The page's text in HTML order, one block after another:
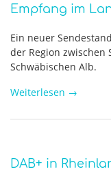
Empfang im
Ein neuer
der Region zwischen
Schwäbischen Alb.
Weiterlesen →
DAB+ in